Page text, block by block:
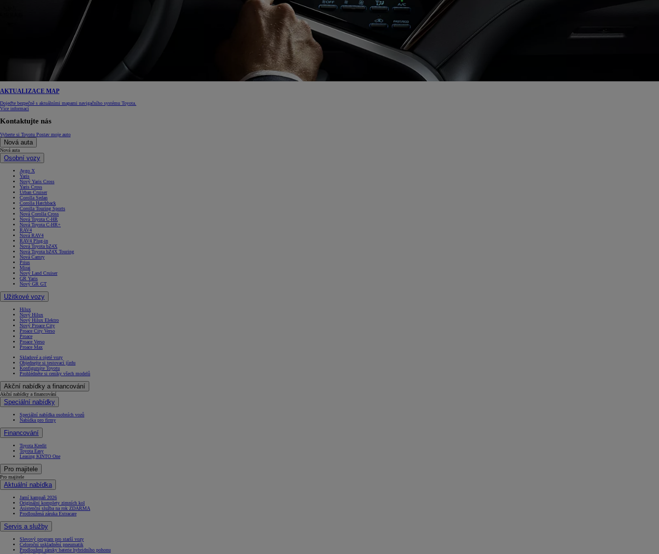
AKTUALIZACE MAP
Dojeďte bezpečně s aktuálními mapami navigačního systému Toyota.
Více informací
Kontaktujte nás
Vyberte si Toyotu Postav moje auto
Nová auta
Nová auta
Osobní vozy
Aygo X
Yaris
Nový Yaris Cross
Yaris Cross
Urban Cruiser
Corolla Sedan
Corolla Hatchback
Corolla Touring Sports
Nová Corolla Cross
Nová Toyota C-HR
Nová Toyota C-HR+
RAV4
Nová RAV4
RAV4 Plug-in
Nová Toyota bZ4X
Nová Toyota bZ4X Touring
Nová Camry
Prius
Mirai
Nový Land Cruiser
GR Yaris
Nový GR GT
Užitkové vozy
Hilux
Nový Hilux
Nový Hilux Elektro
Nový Proace City
Proace City Verso
Proace
Proace Verso
Proace Max
Skladové a ojeté vozy
Objednejte si testovací jízdu
Konfigurujte Toyotu
Prohlédněte si ceníky všech modelů
Akční nabídky a financování
Akční nabídky a financování
Speciální nabídky
Speciální nabídka osobních vozů
Nabídka pro firmy
Financování
Toyota Kredit
Toyota Easy
Leasing KINTO One
Pro majitele
Pro majitele
Aktuální nabídka
Jarní kampaň 2026
Originální komplety zimních kol
Asistenční služba na rok ZDARMA
Prodloužená záruka Extracare
Servis a služby
Slevový program pro starší vozy
Celoroční uskladnění pneumatik
Prodloužení záruky baterie hybridního pohonu